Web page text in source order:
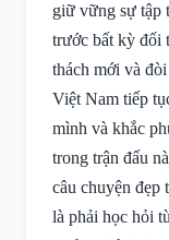
giữ vững sự tập
trước bất kỳ đối
thách mới và
Việt Nam tiếp
mình và khắc
trong trận đấu
câu chuyện đẹp
là phải học hỏi